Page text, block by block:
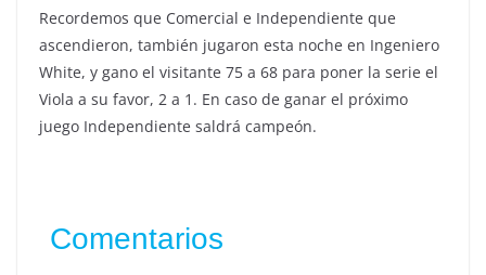
Recordemos que Comercial e Independiente que
ascendieron, también jugaron esta noche en Ingeniero
White, y gano el visitante 75 a 68 para poner la serie el
Viola a su favor, 2 a 1. En caso de ganar el próximo
juego Independiente saldrá campeón.
Comentarios